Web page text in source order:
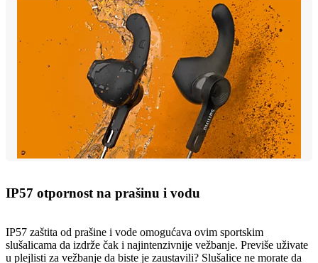
IP57 otpornost na prašinu i vodu
IP57 zaštita od prašine i vode omogućava ovim sportskim
slušalicama da izdrže čak i najintenzivnije vežbanje. Previše uživate
u plejlisti za vežbanje da biste je zaustavili? Slušalice ne morate da